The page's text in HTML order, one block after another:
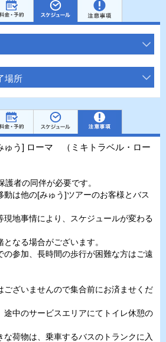
場所
う] ローマ （ミキトラベル・ロー
者の同伴が必要です。
は他の[みゅう]ツアーのお客様とバス
地事情により、スケジュールが変わる
なる場合がございます。
参加、長時間の歩行が困難な方はご遠
ざいませんので集合前にお済ませくだ
中のサービスエリアにてトイレ休憩の
荷物は、乗車するバスのトランクに入